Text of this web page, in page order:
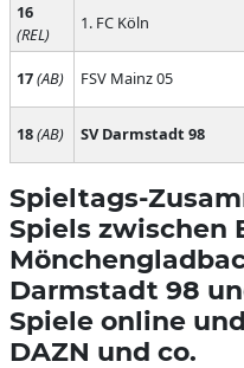
16
(REL)
1. FC Köln
17(AB) FSV Mainz 05
18(AB) SV Darmstadt 98
Spieltags-
Spiels zwischen
Darmstadt 98
Spiele online
DAZN und co.